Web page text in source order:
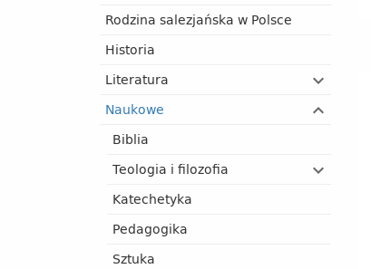
Rodzina salezjańska w Polsce
Historia
Literatura
Naukowe
Biblia
Teologia i filozofia
Katechetyka
Pedagogika
Sztuka